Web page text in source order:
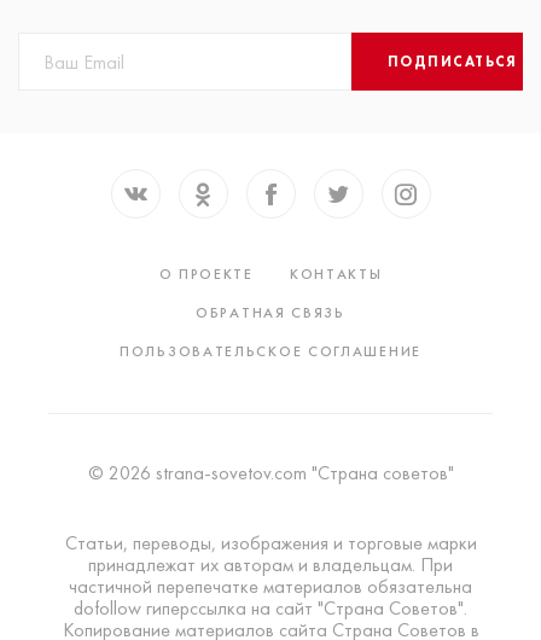
ПОДПИСАТЬСЯ
О ПРОЕКТЕ
КОНТАКТЫ
ОБРАТНАЯ СВЯЗЬ
ПОЛЬЗОВАТЕЛЬСКОЕ СОГЛАШЕНИЕ
© 2026 strana-sovetov.com "Страна советов"
Статьи, переводы, изображения и торговые марки
принадлежат их авторам и владельцам. При
частичной перепечатке материалов обязательна
dofollow гиперссылка на сайт "Страна Советов".
Копирование материалов сайта Страна Советов в